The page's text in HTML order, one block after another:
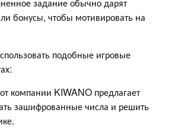
бонусы, чтобы мотивировать на
подобные игровые
компании KIWANO предлагает
зашифрованные числа и решить